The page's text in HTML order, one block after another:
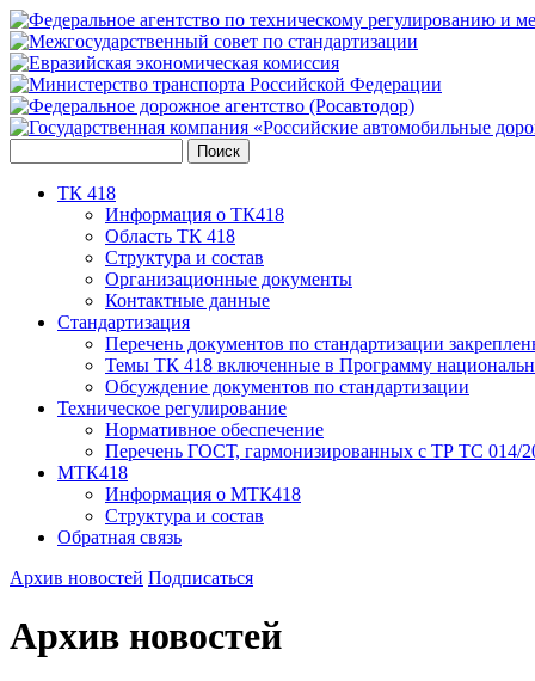
ТК 418
Информация о ТК418
Область ТК 418
Структура и состав
Организационные документы
Контактные данные
Стандартизация
Перечень документов по стандартизации
Темы ТК 418 включенные в Программу
Обсуждение документов по стандартизации
Техническое регулирование
Нормативное обеспечение
Перечень ГОСТ, гармонизированных с ТР ТС 014/
МТК418
Информация о МТК418
Структура и состав
Обратная связь
Архив новостей Подписаться
Архив новостей